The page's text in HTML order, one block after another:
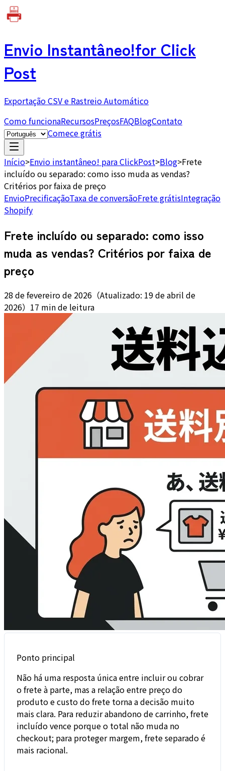
Envio Instantâneo!for Click
Post
Exportação CSV e Rastreio Automático
Como funcionaRecursosPreçosFAQBlogContato
Comece grátis
Início>Envio instantâneo! para ClickPost>Blog>Frete
incluído ou separado: como isso muda as vendas?
Critérios por faixa de preço
EnvioPrecificaçãoTaxa de conversãoFrete grátisIntegração
Shopify
Frete incluído ou separado: como isso
muda as vendas? Critérios por faixa de
preço
28 de fevereiro de 2026 （Atualizado: 19 de abril de
2026） 17 min de leitura
Ponto principal
Não há uma resposta única entre incluir ou cobrar
o frete à parte, mas a relação entre preço do
produto e custo do frete torna a decisão muito
mais clara. Para reduzir abandono de carrinho, frete
incluído vence porque o total não muda no
checkout; para proteger margem, frete separado é
mais racional.